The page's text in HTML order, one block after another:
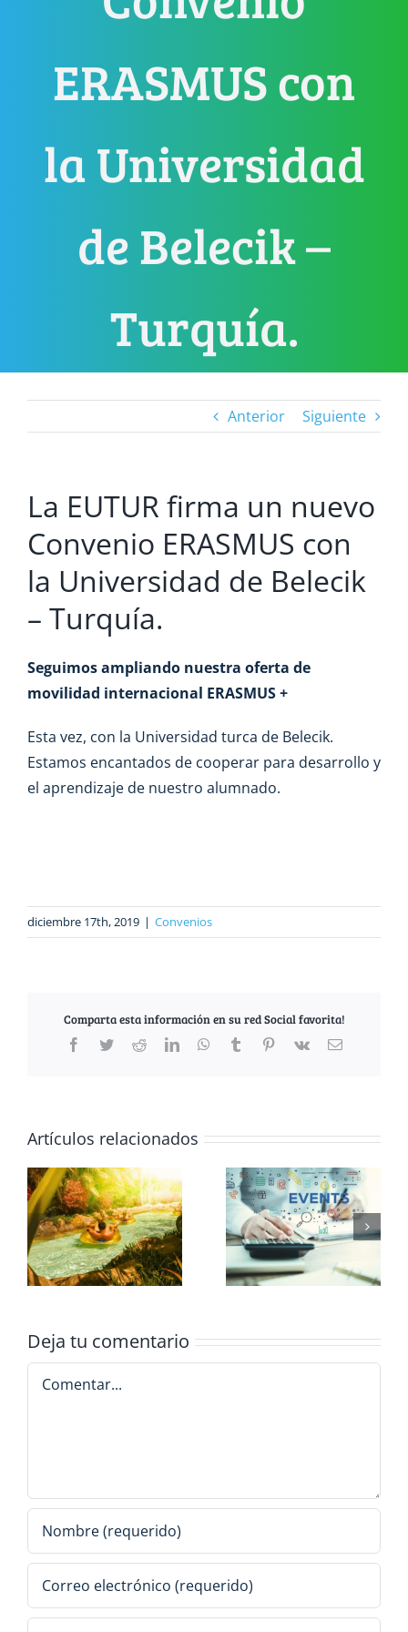
ERASMUS con
la Universidad
de Belecik –
Turquía.
Anterior Siguiente
La EUTUR firma un nuevo
Convenio ERASMUS con
la Universidad de Belecik
– Turquía.
Seguimos ampliando nuestra oferta de
movilidad internacional ERASMUS +
Esta vez, con la Universidad turca de Belecik.
Estamos encantados de cooperar para desarrollo y
el aprendizaje de nuestro alumnado.
diciembre 17th, 2019 | Convenios
Comparta esta información en su red Social favorita!
Facebook
TwitterRedditLinkedInWhatsApp
TumblrPinterest
Vk
Correo
Artículos relacionados
Máster en
Organización,
Dirección de Eventos y
Comunicación
Deja tu comentario
Comentar